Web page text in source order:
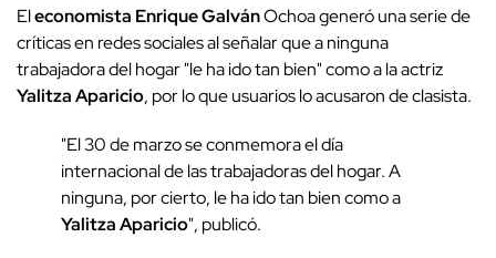
Eleconomista Enrique GalvánOchoa generó una serie de
críticas en redes sociales al señalar que a ninguna
trabajadora del hogar "le ha ido tan bien" como a la actriz
Yalitza Aparicio, por lo que usuarios lo acusaron de clasista.
"El 30 de marzo se conmemora el día
internacional de las trabajadoras del hogar. A
ninguna, por cierto, le ha ido tan bien como a
Yalitza Aparicio", publicó.